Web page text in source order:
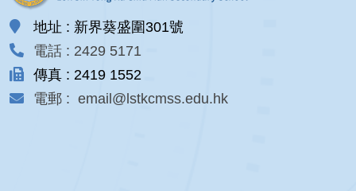
地址 : 新界葵盛圍301號
電話 : 2429 5171
傳真 : 2419 1552
電郵 : email@lstkcmss.edu.hk